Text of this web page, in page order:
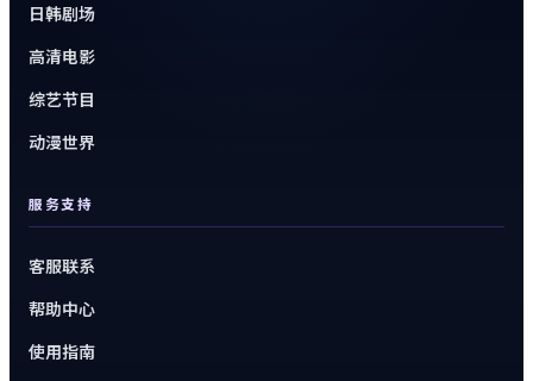
日韩剧场
高清电影
综艺节目
动漫世界
服务支持
客服联系
帮助中心
使用指南